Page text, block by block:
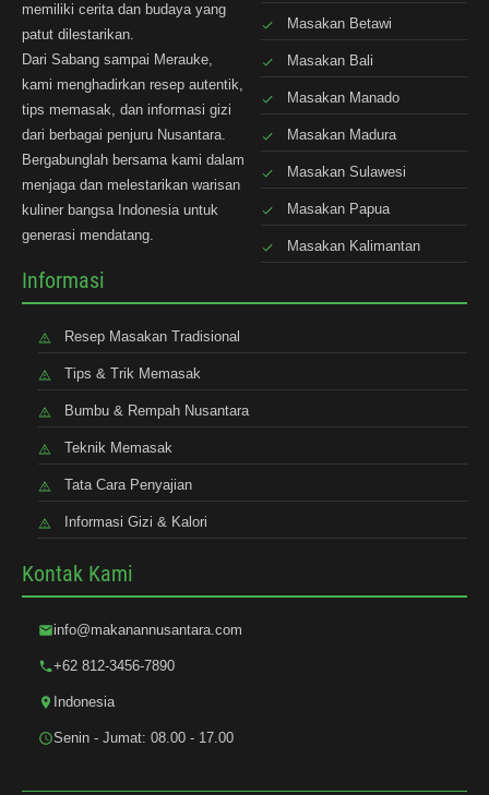
memiliki cerita dan budaya yang
patut dilestarikan.
Dari Sabang sampai Merauke,
kami menghadirkan resep autentik,
tips memasak, dan informasi gizi
dari berbagai penjuru Nusantara.
Bergabunglah bersama kami dalam
menjaga dan melestarikan warisan
kuliner bangsa Indonesia untuk
generasi mendatang.
Masakan Betawi
Masakan Bali
Masakan Manado
Masakan Madura
Masakan Sulawesi
Masakan Papua
Masakan Kalimantan
Informasi
Resep Masakan Tradisional
Tips & Trik Memasak
Bumbu & Rempah Nusantara
Teknik Memasak
Tata Cara Penyajian
Informasi Gizi & Kalori
Kontak Kami
info@makanannusantara.com
+62 812-3456-7890
Indonesia
Senin - Jumat: 08.00 - 17.00